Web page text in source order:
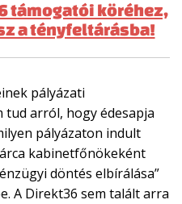
támogatói köréhez,
a tényfeltárásba!
pályázati
arról, hogy édesapja
pályázaton indult
kabinetfőnökeként
döntés elbírálása”
A Direkt36 sem talált arra